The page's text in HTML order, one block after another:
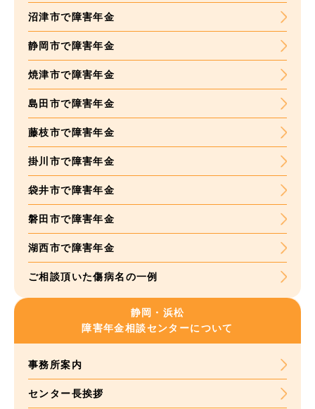
沼津市で障害年金
静岡市で障害年金
焼津市で障害年金
島田市で障害年金
藤枝市で障害年金
掛川市で障害年金
袋井市で障害年金
磐田市で障害年金
湖西市で障害年金
ご相談頂いた傷病名の一例
静岡・浜松
障害年金相談センターについて
事務所案内
センター長挨拶